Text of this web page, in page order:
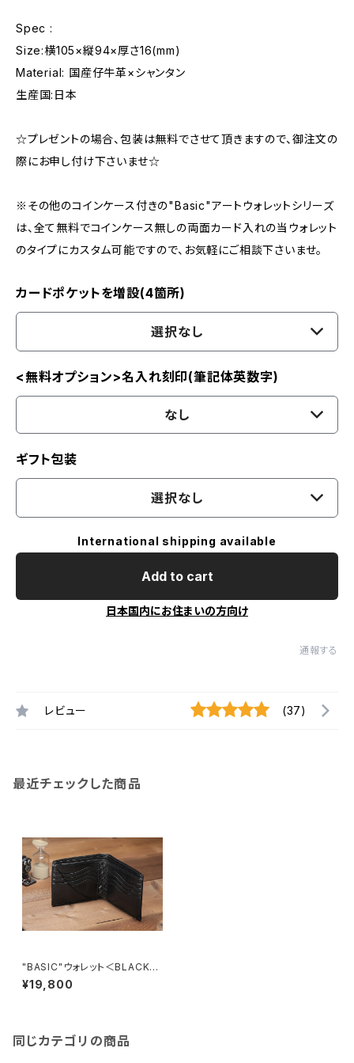
Spec :
Size:横105×縦94×厚さ16(mm)
Material: 国産仔牛革×シャンタン
生産国:日本
☆プレゼントの場合、包装は無料でさせて頂きますので、御注文の
際にお申し付け下さいませ☆
※その他のコインケース付きの"Basic"アートウォレットシリーズ
は、全て無料でコインケース無しの両面カード入れの当ウォレット
のタイプにカスタム可能ですので、お気軽にご相談下さいませ。
カードポケットを増設(4箇所)
選択なし
<無料オプション>名入れ刻印(筆記体英数字)
なし
ギフト包装
選択なし
International shipping available
Add to cart
日本国内にお住まいの方向け
通報する
レビュー (37)
最近チェックした商品
"BASIC"ウォレット＜BLACK＞
カードタイプ (名入れ刻印・ギフ
ト包装無料)
¥19,800
同じカテゴリの商品